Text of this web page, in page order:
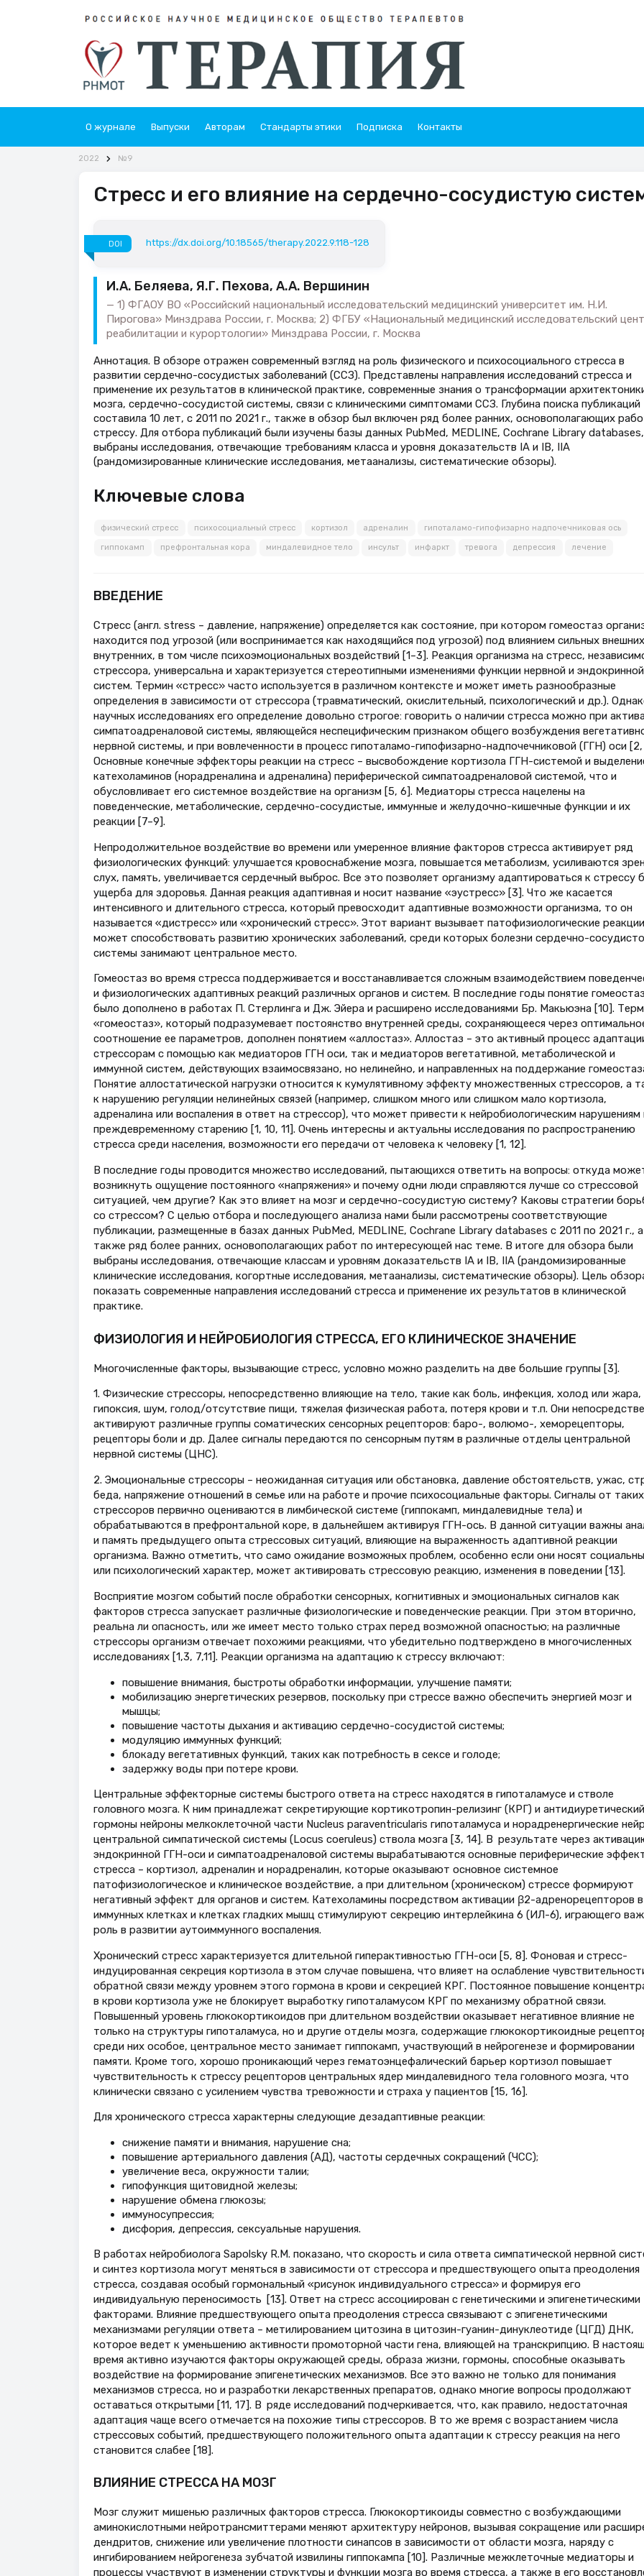
О журнале Выпуски Авторам Стандарты этики Подписка Контакты
2022 №9
Стресс и его влияние на сердечно-сосудистую
DOI https://dx.doi.org/10.18565/therapy.2022.9.118-128
И.А. Беляева, Я.Г. Пехова, А.А. Вершинин
1) ФГАОУ ВО «Российский национальный исследовательский медицинский университет им. Н.И.
Пирогова» Минздрава России, г. Москва; 2) ФГБУ «Национальный медицинский исследовательский
реабилитации и курортологии» Минздрава России, г. Москва
Аннотация. В обзоре отражен современный взгляд на роль физического и психосоциального стресса в
развитии сердечно-сосудистых заболеваний (ССЗ). Представлены направления исследований стресса и
применение их результатов в клинической практике, современные знания о трансформации
мозга, сердечно-сосудистой системы, связи с клиническими симптомами ССЗ. Глубина поиска публикаций
составила 10 лет, с 2011 по 2021 г., также в обзор был включен ряд более ранних, основополагающих
стрессу. Для отбора публикаций были изучены базы данных PubMed, MEDLINE, Cochrane Library databases,
выбраны исследования, отвечающие требованиям класса и уровня доказательств IA и IB, IIA
(рандомизированные клинические исследования, метаанализы, систематические обзоры).
Ключевые слова
физический стресс психосоциальный стресс кортизол адреналин гипоталамо-гипофизарно надпочечниковая ось
гиппокамп префронтальная кора миндалевидное тело инсульт инфаркт тревога депрессия лечение
ВВЕДЕНИЕ
Стресс (англ. stress – давление, напряжение) определяется как состояние, при котором гомео­стаз
находится под угрозой (или воспринимается как находящийся под угрозой) под влиянием сильных
внутренних, в том числе психоэмоциональных воздействий [1–3]. Реакция организма на стресс,
стрессора, универсальна и характеризуется стереотипными изменениями функции нервной и эндокринной
систем. Термин «стресс» часто используется в различном контексте и может иметь разнообразные
определения в зависимости от стрессора (травматический, окислительный, психологический и др.).
научных исследованиях его определение довольно строгое: говорить о наличии стресса можно при
симпатоадреналовой системы, являющейся неспецифическим признаком общего возбуждения
нервной системы, и при вовлеченности в процесс гипоталамо-гипофизарно-надпочечниковой (ГГН) оси
Основные конечные эффекторы реакции на стресс – высвобождение кортизола ГГН-системой и
катехоламинов (норадреналина и адреналина) периферической симпатоадреналовой системой, что и
обусловливает его системное воздействие на организм [5, 6]. Медиаторы стресса нацелены на
поведенческие, метаболические, сердечно-сосудистые, иммунные и желудочно-кишечные функции и их
реакции [7–9].
Непродолжительное воздействие во времени или умеренное влияние факторов стресса активирует ряд
физиологических функций: улучшается кровоснабжение мозга, повышается метаболизм, усиливаются
слух, память, увеличивается сердечный выброс. Все это позволяет организму адаптироваться к стрессу
ущерба для здоровья. Данная реакция адаптивная и носит название «эустресс» [3]. Что же касается
интенсивного и длительного стресса, который превосходит адаптивные возможности организма, то он
называется «дистресс» или «хронический стресс». Этот вариант вызывает патофизиологические
может способствовать развитию хронических заболеваний, среди которых болезни сердечно-
системы занимают центральное место.
Гомеостаз во время стресса поддерживается и восстанавливается сложным взаимодействием
и физиологических адаптивных реакций различных органов и систем. В последние годы понятие
было дополнено в работах П. Стерлинга и Дж. Эйера и расширено исследованиями Бр. Макьюэна [10].
«гомеостаз», который подразумевает постоянство внутренней среды, сохраняющееся через
соотношение ее параметров, дополнен понятием «аллостаз». Аллостаз – это активный процесс
стрессорам с помощью как медиаторов ГГН оси, так и медиаторов вегетативной, метаболической и
иммунной систем, действующих взаимосвязано, но нелинейно, и направленных на поддержание
Понятие аллостатической нагрузки относится к кумулятивному эффекту множественных стрессоров, а
к нарушению регуляции нелинейных связей (например, слишком много или слишком мало кортизола,
адреналина или воспаления в ответ на стрессор), что может привести к нейробиологическим нарушениям
преждевременному старению [1, 10, 11]. Очень интересны и актуальны исследования по распространению
стресса среди населения, возможности его передачи от человека к человеку [1, 12].
В последние годы проводится множество исследований, пытающихся ответить на вопросы: откуда
возникнуть ощущение постоянного «напряжения» и почему одни люди справляются лучше со стрессовой
ситуацией, чем другие? Как это влияет на мозг и сердечно-сосудистую систему? Каковы стратегии
со стрессом? С целью отбора и последующего анализа нами были рассмотрены соответствующие
публикации, размещенные в базах данных PubMed, MEDLINE, Cochrane Library databases с 2011 по 2021 г., а
также ряд более ранних, основополагающих работ по интересующей нас теме. В итоге для обзора были
выбраны исследования, отвечающие классам и уровням доказательств IA и IB, IIA (рандомизированные
клинические исследования, когортные исследования, метаанализы, систематические обзоры). Цель
показать современные направления исследований стресса и применение их результатов в клинической
практике.
ФИЗИОЛОГИЯ И НЕЙРОБИОЛОГИЯ СТРЕССА, ЕГО КЛИНИЧЕСКОЕ ЗНАЧЕНИЕ
Многочисленные факторы, вызывающие стресс, условно можно разделить на две большие группы [3].
1. Физические стрессоры, непосредственно влияющие на тело, такие как боль, инфекция, холод или жара,
гипоксия, шум, голод/отсутствие пищи, тяжелая физическая работа, потеря крови и т.п. Они
активируют различные группы соматических сенсорных рецепторов: баро-, волюмо-, хеморецепторы,
рецепторы боли и др. Далее сигналы передаются по сенсорным путям в различные отделы центральной
нервной системы (ЦНС).
2. Эмоциональные стрессоры – неожиданная ситуация или обстановка, давление обстоятельств, ужас,
беда, напряжение отношений в семье или на работе и прочие психосоциальные факторы. Сигналы от таких
стрессоров первично оцениваются в лимбической системе (гиппокамп, миндалевидные тела) и
обрабатываются в префронтальной коре, в дальнейшем активируя ГГН-ось. В данной ситуации важны
и память предыдущего опыта стрессовых ситуаций, влияющие на выраженность адаптивной реакции
организма. Важно отметить, что само ожидание возможных проблем, особенно если они носят
или психологический характер, может активировать стрессовую реакцию, изменения в поведении [13].
Восприятие мозгом событий после обработки сенсорных, когнитивных и эмоциональных сигналов как
факторов стресса запускает различные физиологические и поведенческие реакции. При этом вторично,
реальна ли опасность, или же имеет место только страх перед возможной опасностью; на различные
стрессоры организм отвечает похожими реакциями, что убедительно подтверждено в многочисленных
исследованиях [1,3, 7,11]. Реакции организма на адаптацию к стрессу включают:
повышение внимания, быстроты обработки информации, улучшение памяти;
мобилизацию энергетических резервов, поскольку при стрессе важно обеспечить энергией мозг и
мышцы;
повышение частоты дыхания и активацию сердечно-сосудистой системы;
модуляцию иммунных функций;
блокаду вегетативных функций, таких как потребность в сексе и голоде;
задержку воды при потере крови.
Центральные эффекторные системы быстрого ответа на стресс находятся в гипоталамусе и стволе
головного мозга. К ним принадлежат секретирующие кортикотропин-релизинг (КРГ) и антидиуретический
гормоны нейроны мелкоклеточной части Nucleus paraventricularis гипоталамуса и нор­адренергические
центральной симпатической системы (Locus coeruleus) ствола мозга [3, 14]. В результате через
эндокринной ГГН-оси и симпатоадреналовой системы вырабатываются основные периферические
стресса – кортизол, адреналин и норадреналин, которые оказывают основное системное
патофизиологическое и клиническое воздействие, а при длительном (хроническом) стрессе формируют
негативный эффект для органов и систем. Катехоламины посредством активации β2-адренорецепторов в
иммунных клетках и клетках гладких мышц стимулируют секрецию интерлейкина 6 (ИЛ-6), играющего
роль в развитии аутоиммунного воспаления.
Хронический стресс характеризуется длительной гиперактивностью ГГН-оси [5, 8]. Фоновая и стресс-
индуцированная секреция кортизола в этом случае повышена, что влияет на ослабление
обратной связи между уровнем этого гормона в крови и секрецией КРГ. Постоянное повышение
в крови кортизола уже не блокирует выработку гипоталамусом КРГ по механизму обратной связи.
Повышенный уровень глюкокортикоидов при длительном воздействии оказывает негативное влияние не
только на структуры гипоталамуса, но и другие отделы мозга, содержащие глюкокортикоидные
среди них особое, центральное место занимает гиппокамп, участвующий в нейрогенезе и формировании
памяти. Кроме того, хорошо проникающий через гематоэнцефалический барьер кортизол повышает
чувствительность к стрессу рецепторов центральных ядер миндалевидного тела головного мозга, что
клинически связано с усилением чувства тревожности и страха у пациентов [15, 16].
Для хронического стресса характерны следующие дезадаптивные реакции:
снижение памяти и внимания, нарушение сна;
повышение артериального давления (АД), частоты сердечных сокращений (ЧСС);
увеличение веса, окружности талии;
гипофункция щитовидной железы;
нарушение обмена глюкозы;
иммуносупрессия;
дисфория, депрессия, сексуальные нарушения.
В работах нейробиолога Sapolsky R.M. показано, что скорость и сила ответа симпатической нервной
и синтез кортизола могут меняться в зависимости от стрессора и предшествующего опыта преодоления
стресса, создавая особый гормональный «рисунок индивидуального стресса» и формируя его
индивидуальную переносимость [13]. Ответ на стресс ассоциирован с генетическими и эпигенетическими
факторами. Влияние предшествующего опыта преодоления стресса связывают с эпигенетическими
механизмами регуляции ответа – метилированием цитозина в цитозин-гуанин-динуклеотиде (ЦГД) ДНК,
которое ведет к уменьшению активности промоторной части гена, влияющей на транскрипцию. В
время активно изучаются факторы окружающей среды, образа жизни, гормоны, способные оказывать
воздействие на формирование эпигенетических механизмов. Все это важно не только для понимания
механизмов стресса, но и разработки лекарственных препаратов, однако многие вопросы продолжают
оставаться открытыми [11, 17]. В ряде исследований подчеркивается, что, как правило, недостаточная
адаптация чаще всего отмечается на похожие типы стрессоров. В то же время с возрастанием числа
стрессовых событий, предшествующего положительного опыта адаптации к стрессу реакция на него
становится слабее [18].
ВЛИЯНИЕ СТРЕССА НА МОЗГ
Мозг служит мишенью различных факторов стресса. Глюкокортикоиды совместно с возбуждающими
аминокислотными нейротрансмиттерами меняют архитектуру нейронов, вызывая сокращение или
дендритов, снижение или увеличение плотности синапсов в зависимости от области мозга, наряду с
ингибированием нейрогенеза зубчатой извилины гиппокампа [10]. Различные межклеточные медиаторы и
процессы участвуют в изменении структуры и функции мозга во время стресса, а также в его